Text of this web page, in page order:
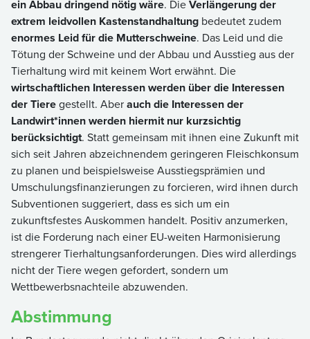
ein Abbau dringend nötig wäre. DieVerlängerung der
extrem leidvollen Kastenstandhaltung bedeutet zudem
enormes Leid für die Mutterschweine. Das Leid und die
Tötung der Schweine und der Abbau und Ausstieg aus der
Tierhaltung wird mit keinem Wort erwähnt. Die
wirtschaftlichen Interessen werden über die Interessen
der Tieregestellt. Aberauch die Interessen der
Landwirt*innen werden hiermit nur kurzsichtig
berücksichtigt. Statt gemeinsam mit ihnen eine Zukunft mit
sich seit Jahren abzeichnendem geringeren Fleischkonsum
zu planen und beispielsweise Ausstiegsprämien und
Umschulungsfinanzierungen zu forcieren, wird ihnen durch
Subventionen suggeriert, dass es sich um ein
zukunftsfestes Auskommen handelt. Positiv anzumerken,
ist die Forderung nach einer EU-weiten Harmonisierung
strengerer Tierhaltungsanforderungen. Dies wird allerdings
nicht der Tiere wegen gefordert, sondern um
Wettbewerbsnachteile abzuwenden.
Abstimmung